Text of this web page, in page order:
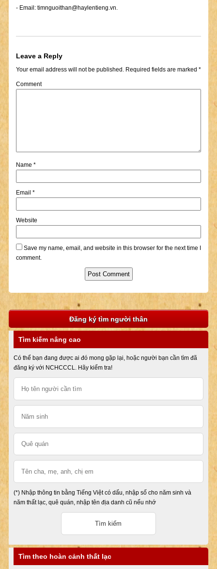
- Email: timnguoithan@haylentieng.vn.
Leave a Reply
Your email address will not be published.Required fields are marked *
Comment
Name *
Email *
Website
Save my name, email, and website in this browser for the next time I
comment.
Đăng ký tìm người thân
Tìm kiếm nâng cao
Có thể bạn đang được ai đó mong gặp lại, hoặc người bạn cần tìm đã
đăng ký với NCHCCCL. Hãy kiểm tra!
(*) Nhập thông tin bằng Tiếng Việt có dấu, nhập số cho năm sinh và
năm thất lạc, quê quán, nhập tên địa danh cũ nếu nhớ
Tìm theo hoàn cảnh thất lạc